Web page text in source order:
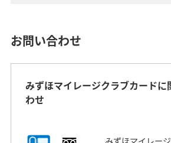
お問い合わせ
みずほマイレージクラブカードに
わせ
みずほマイレー